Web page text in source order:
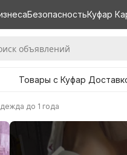
БезопасностьКуфар
Товары с Куфар
до 1 года